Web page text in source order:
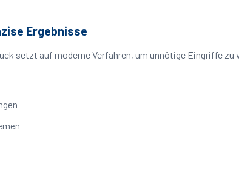
Ergebnisse
setzt auf moderne Verfahren, um unnötige Eingriffe zu